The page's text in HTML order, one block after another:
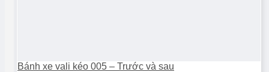
Bánh xe vali kéo 005 – Trước và sau